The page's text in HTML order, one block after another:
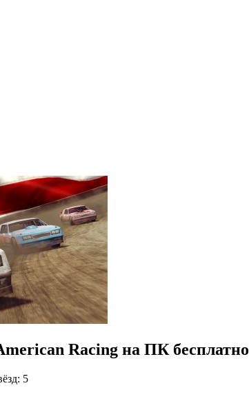
Racing на ПК бесплатно